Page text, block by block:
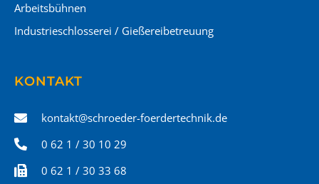
Arbeitsbühnen
Industrieschlosserei / Gießereibetreuung
KONTAKT
kontakt@schroeder-foerdertechnik.de
0 62 1 / 30 10 29
0 62 1 / 30 33 68